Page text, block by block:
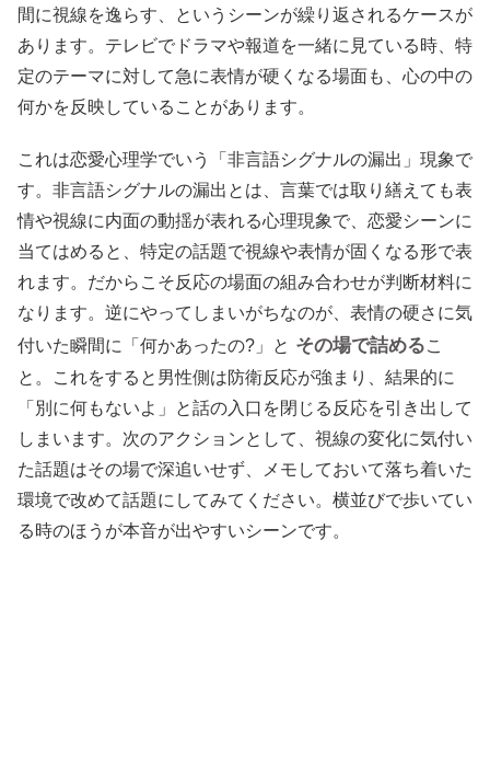
間に視線を逸らす、というシーンが繰り返されるケースが
あります。テレビでドラマや報道を一緒に見ている時、特
定のテーマに対して急に表情が硬くなる場面も、心の中の
何かを反映していることがあります。
これは恋愛心理学でいう「非言語シグナルの漏出」現象で
す。非言語シグナルの漏出とは、言葉では取り繕えても表
情や視線に内面の動揺が表れる心理現象で、恋愛シーンに
当てはめると、特定の話題で視線や表情が固くなる形で表
れます。だからこそ反応の場面の組み合わせが判断材料に
なります。逆にやってしまいがちなのが、表情の硬さに気
付いた瞬間に「何かあったの?」と その場で詰めるこ
と。これをすると男性側は防衛反応が強まり、結果的に
「別に何もないよ」と話の入口を閉じる反応を引き出して
しまいます。次のアクションとして、視線の変化に気付い
た話題はその場で深追いせず、メモしておいて落ち着いた
環境で改めて話題にしてみてください。横並びで歩いてい
る時のほうが本音が出やすいシーンです。